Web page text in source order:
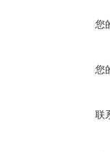
您
您
联